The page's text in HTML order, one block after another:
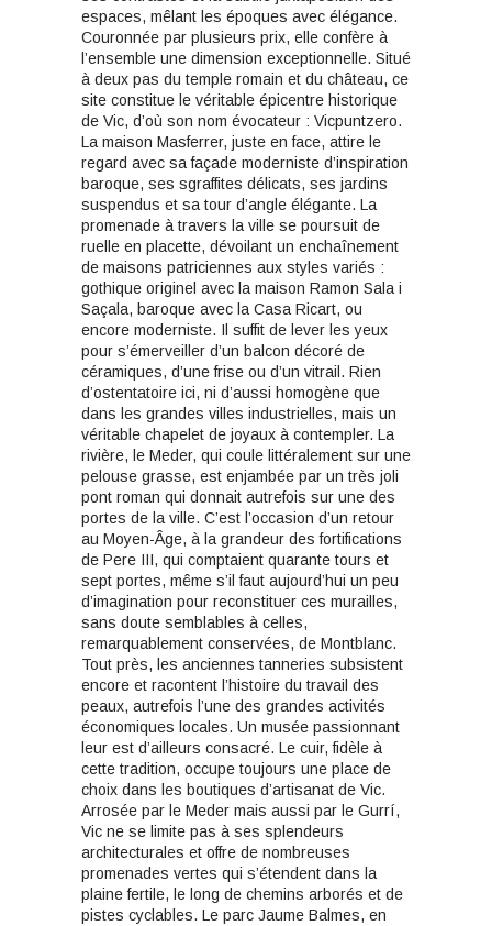
espaces, mêlant les époques avec élégance.
Couronnée par plusieurs prix, elle confère à
l’ensemble une dimension exceptionnelle. Situé
à deux pas du temple romain et du château, ce
site constitue le véritable épicentre historique
de Vic, d’où son nom évocateur : Vicpuntzero.
La maison Masferrer, juste en face, attire le
regard avec sa façade moderniste d’inspiration
baroque, ses sgraffites délicats, ses jardins
suspendus et sa tour d’angle élégante. La
promenade à travers la ville se poursuit de
ruelle en placette, dévoilant un enchaînement
de maisons patriciennes aux styles variés :
gothique originel avec la maison Ramon Sala i
Saçala, baroque avec la Casa Ricart, ou
encore moderniste. Il suffit de lever les yeux
pour s’émerveiller d’un balcon décoré de
céramiques, d’une frise ou d’un vitrail. Rien
d’ostentatoire ici, ni d’aussi homogène que
dans les grandes villes industrielles, mais un
véritable chapelet de joyaux à contempler. La
rivière, le Meder, qui coule littéralement sur une
pelouse grasse, est enjambée par un très joli
pont roman qui donnait autrefois sur une des
portes de la ville. C’est l’occasion d’un retour
au Moyen-Âge, à la grandeur des fortifications
de Pere III, qui comptaient quarante tours et
sept portes, même s’il faut aujourd’hui un peu
d’imagination pour reconstituer ces murailles,
sans doute semblables à celles,
remarquablement conservées, de Montblanc.
Tout près, les anciennes tanneries subsistent
encore et racontent l’histoire du travail des
peaux, autrefois l’une des grandes activités
économiques locales. Un musée passionnant
leur est d’ailleurs consacré. Le cuir, fidèle à
cette tradition, occupe toujours une place de
choix dans les boutiques d’artisanat de Vic.
Arrosée par le Meder mais aussi par le Gurrí,
Vic ne se limite pas à ses splendeurs
architecturales et offre de nombreuses
promenades vertes qui s’étendent dans la
plaine fertile, le long de chemins arborés et de
pistes cyclables. Le parc Jaume Balmes, en